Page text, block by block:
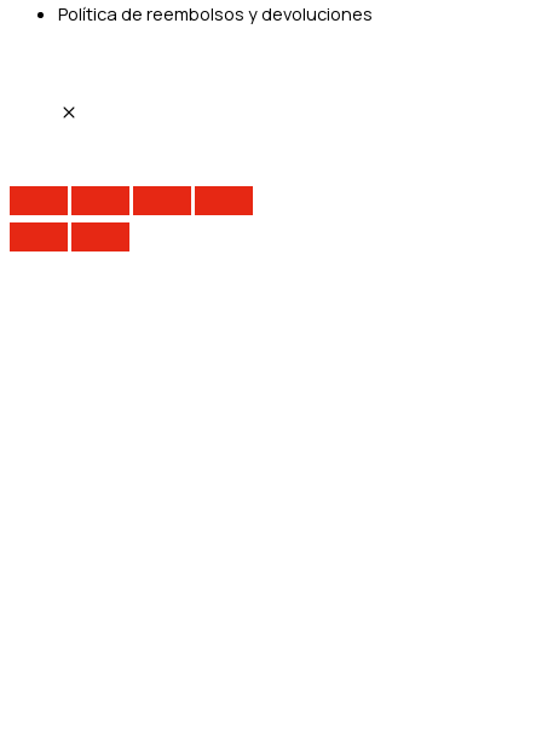
Política de reembolsos y devoluciones